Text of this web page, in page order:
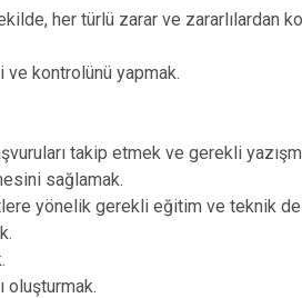
her türlü zarar ve zararlılardan
kontrolünü yapmak.
takip etmek ve gerekli
sağlamak.
yönelik gerekli eğitim ve teknik
oluşturmak.